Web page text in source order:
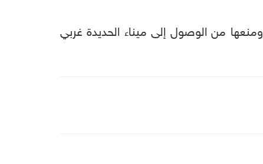
سفينة محملة بالمشتقات النفطية ومنعها من الوصول إلى ميناء الحديدة غربي